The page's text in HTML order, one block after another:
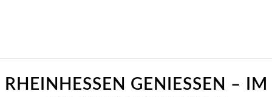
RHEINHESSEN GENIESSEN – IM